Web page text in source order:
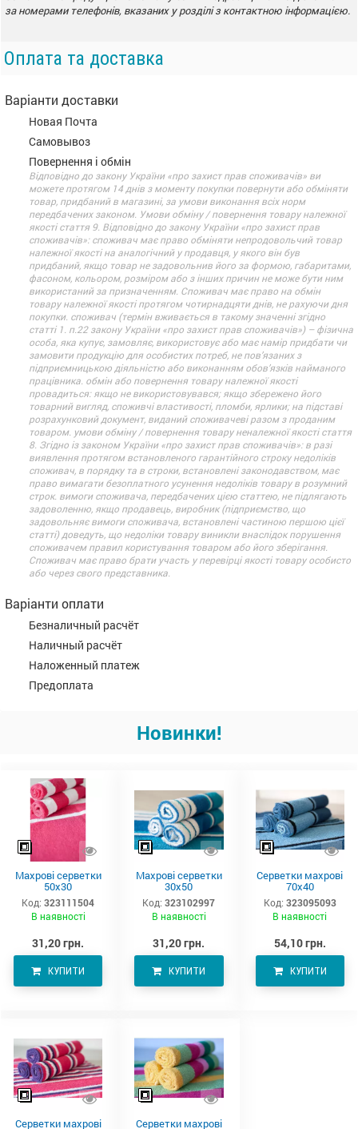
за номерами телефонів, вказаних у розділі з контактною інформацією.
Оплата та доставка
Варіанти доставки
Новая Почта
Самовывоз
Повернення і обмін
Відповідно до закону України «про захист прав споживачів» ви
можете протягом 14 днів з моменту покупки повернути або обміняти
товар, придбаний в магазині, за умови виконання всіх норм
передбачених законом. Умови обміну / повернення товару належної
якості стаття 9. Відповідно до закону України «про захист прав
споживачів»: споживач має право обміняти непродовольчий товар
належної якості на аналогічний у продавця, у якого він був
придбаний, якщо товар не задовольнив його за формою, габаритами,
фасоном, кольором, розміром або з інших причин не може бути ним
використаний за призначенням. Споживач має право на обмін
товару належної якості протягом чотирнадцяти днів, не рахуючи дня
покупки. споживач (термін вживається в такому значенні згідно
статті 1. п.22 закону України «про захист прав споживачів») – фізична
особа, яка купує, замовляє, використовує або має намір придбати чи
замовити продукцію для особистих потреб, не пов’язаних з
підприємницькою діяльністю або виконанням обов’язків найманого
працівника. обмін або повернення товару належної якості
провадиться: якщо не використовувався; якщо збережено його
товарний вигляд, споживчі властивості, пломби, ярлики; на підставі
розрахунковий документ, виданий споживачеві разом з проданим
товаром. умови обміну / повернення товару неналежної якості стаття
8. Згідно із законом України «про захист прав споживачів»: в разі
виявлення протягом встановленого гарантійного строку недоліків
споживач, в порядку та в строки, встановлені законодавством, має
право вимагати безоплатного усунення недоліків товару в розумний
строк. вимоги споживача, передбачених цією статтею, не підлягають
задоволенню, якщо продавець, виробник (підприємство, що
задовольняє вимоги споживача, встановлені частиною першою цієї
статті) доведуть, що недоліки товару виникли внаслідок порушення
споживачем правил користування товаром або його зберігання.
Споживач має право брати участь у перевірці якості товару особисто
або через свого представника.
Варіанти оплати
Безналичный расчёт
Наличный расчёт
Наложенный платеж
Предоплата
Новинки!
Махрові серветки
50х30
Код: 323111504
В наявності
31,20 грн.
КУПИТИ
Махрові серветки
30х50
Код: 323102997
В наявності
31,20 грн.
КУПИТИ
Серветки махрові
70х40
Код: 323095093
В наявності
54,10 грн.
КУПИТИ
Серветки махрові Серветки махрові